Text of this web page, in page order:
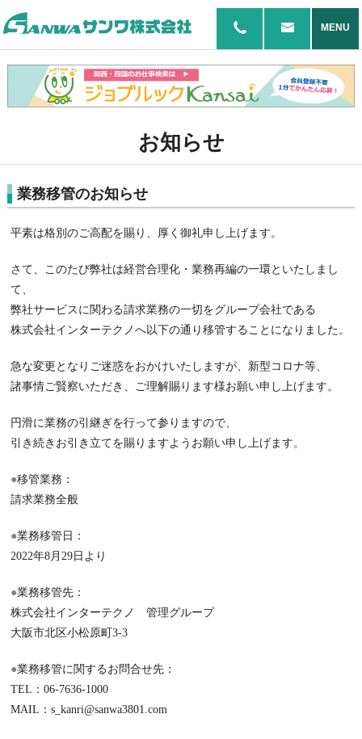
MENU
お知らせ
業務移管のお知らせ
平素は格別のご高配を賜り、厚く御礼申し上げます。
さて、このたび弊社は経営合理化・業務再編の一環といたしまし
て、
弊社サービスに関わる請求業務の一切をグループ会社である
株式会社インターテクノへ以下の通り移管することになりました。
急な変更となりご迷惑をおかけいたしますが、新型コロナ等、
諸事情ご賢察いただき、ご理解賜ります様お願い申し上げます。
円滑に業務の引継ぎを行って参りますので、
引き続きお引き立てを賜りますようお願い申し上げます。
●移管業務：
請求業務全般
●業務移管日：
2022年8月29日より
●業務移管先：
株式会社インターテクノ 管理グループ
大阪市北区小松原町3-3
●業務移管に関するお問合せ先：
TEL：06-7636-1000
MAIL：s_kanri@sanwa3801.com